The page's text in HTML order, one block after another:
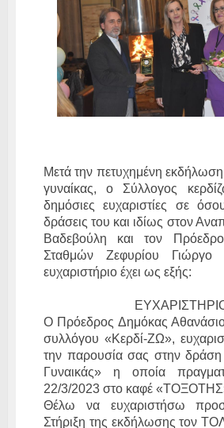
Μετά την πετυχημένη εκδήλωση
γυναίκας, ο Σύλλογος
δημόσιες ευχαριστίες σε
δράσεις του και ιδίως στον
Βαδεβούλη και τον
Σταθμών Ζεφυρίου Γιώργο
ευχαριστήριο έχει ως εξής:
Ο Πρόεδρος Δημόκας
συλλόγου «Κερδί-ΖΩ»,
την παρουσία σας στην δράση
Γυναικάς» η οποία
22/3/2023 στο καφέ
Θέλω να ευχαριστήσω
Στήριξη της εκδήλωσης τον